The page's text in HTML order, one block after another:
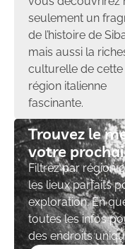
seulement un
de l’histoire de
mais aussi la
culturelle de cette
région italienne
fascinante.
Trouvez le
votre
Filtrez par région
les lieux parfaits
exploration. En
toutes les infos
des endroits